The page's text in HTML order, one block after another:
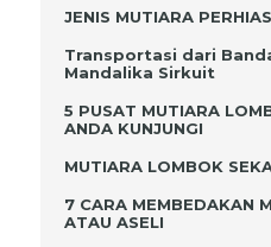
JENIS MUTIARA
Transportasi dari
Mandalika Sirkuit
5 PUSAT MUTIARA
ANDA KUNJUNGI
MUTIARA LOMBOK
7 CARA MEMBEDAKAN
ATAU ASELI